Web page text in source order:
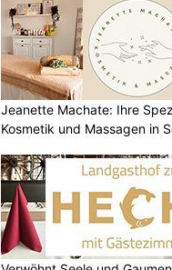
Jeanette Machate: Ihre
Kosmetik und Massagen in